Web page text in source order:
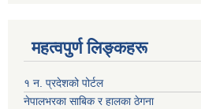
महत्वपुर्ण लिङ्कहरू
१ न. प्रदेशको पोर्टल
नेपालभरका साबिक र हालका ठेगना